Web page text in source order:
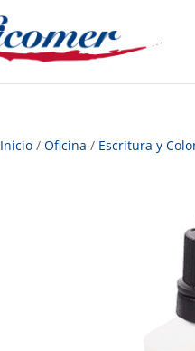
Inicio/ Oficina / Escritura y